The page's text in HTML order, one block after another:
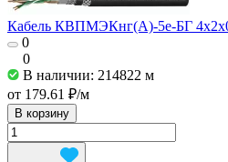
Кабель КВПМЭКнг(А)-5е-БГ
0
0
В наличии: 214822 м
от 179.61 ₽/м
В корзину